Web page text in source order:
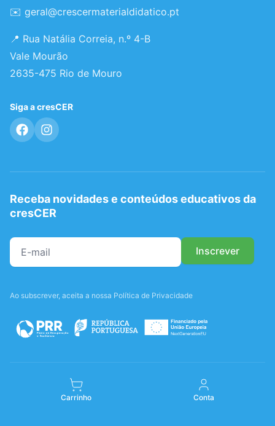
✉️ geral@crescermaterialdidatico.pt
📍 Rua Natália Correia, n.º 4-B
Vale Mourão
2635-475 Rio de Mouro
Siga a cresCER
Receba novidades e conteúdos educativos da
cresCER
Ao subscrever, aceita a nossa Política de Privacidade
Carrinho Conta